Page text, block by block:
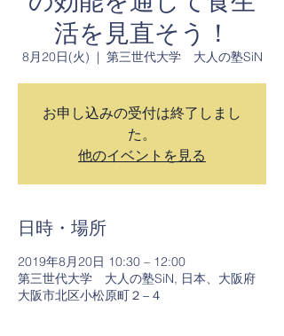
活を見直そう！
8月20日(火)
  |
第三世代大学 大人の塾SiN
お申し込みの受付は終了しまし
た。
他のイベントを見る
日時・場所
2019年8月20日 10:30 – 12:00
第三世代大学 大人の塾SiN, 日本、大阪府
大阪市北区小松原町２−４